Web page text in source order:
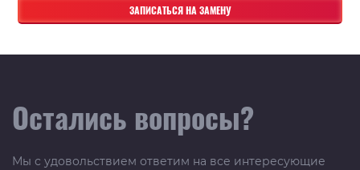
Остались вопросы?
Мы с удовольствием ответим на все интересующие